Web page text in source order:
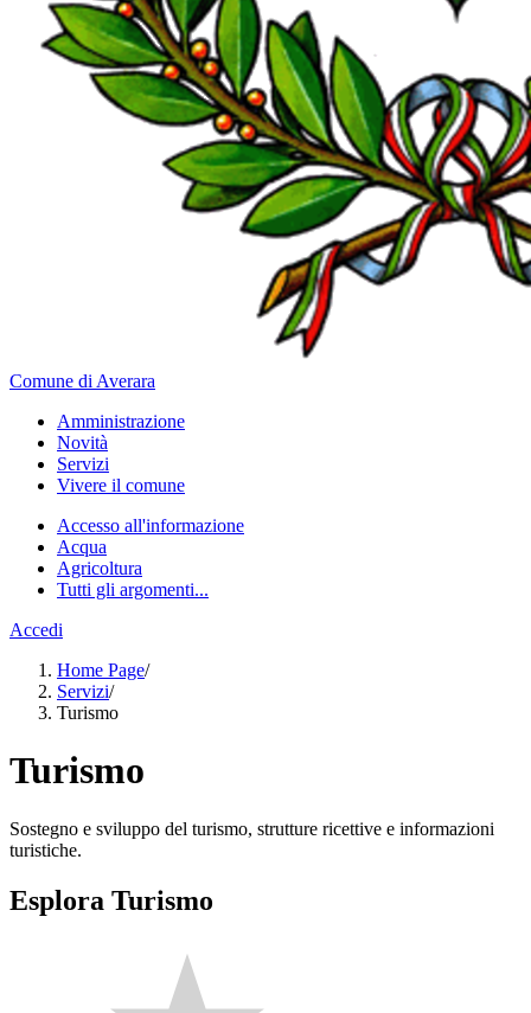
Comune di Averara
Amministrazione
Novità
Servizi
Vivere il comune
Accesso all'informazione
Acqua
Agricoltura
Tutti gli argomenti...
Accedi
Home Page/
Servizi/
Turismo
Turismo
Sostegno e sviluppo del turismo, strutture ricettive e informazioni
turistiche.
Esplora Turismo